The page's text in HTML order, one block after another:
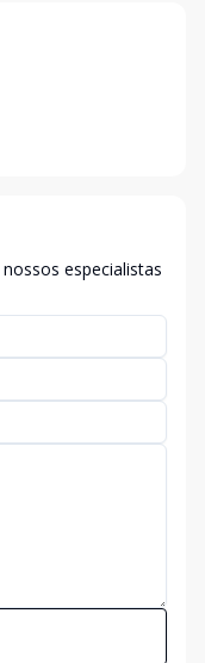
especialistas